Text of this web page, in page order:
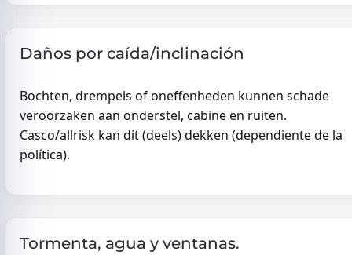
Daños por caída/inclinación
Bochten, drempels of oneffenheden kunnen schade
veroorzaken aan onderstel, cabine en ruiten.
Casco/allrisk kan dit (deels) dekken (dependiente de la
política).
Tormenta, agua y ventanas.